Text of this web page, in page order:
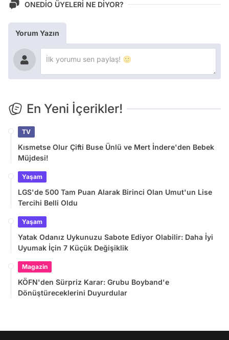
ONEDİO ÜYELERİ NE DİYOR?
Yorum Yazın
En Yeni İçerikler!
TV
Kısmetse Olur Çifti Buse Ünlü ve Mert İndere'den Bebek
Müjdesi!
Yaşam
LGS'de 500 Tam Puan Alarak Birinci Olan Umut'un Lise
Tercihi Belli Oldu
Yaşam
Yatak Odanız Uykunuzu Sabote Ediyor Olabilir: Daha İyi
Uyumak İçin 7 Küçük Değişiklik
Magazin
KÖFN'den Sürpriz Karar: Grubu Boyband'e
Dönüştüreceklerini Duyurdular